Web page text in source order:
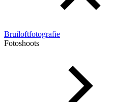
Bruiloftfotografie
Fotoshoots